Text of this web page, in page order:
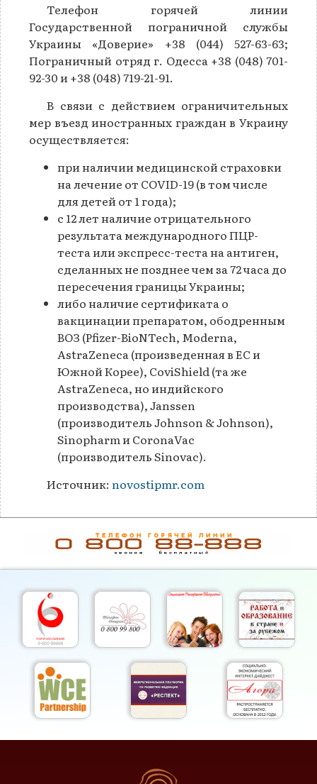
Телефон горячей линии
Государственной пограничной службы
Украины «Доверие» +38 (044) 527-63-63;
Пограничный отряд г. Одесса +38 (048) 701-
92-30 и +38 (048) 719-21-91.
В связи с действием ограничительных
мер въезд иностранных граждан в Украину
осуществляется:
при наличии медицинской страховки
на лечение от COVID-19 (в том числе
для детей от 1 года);
с 12 лет наличие отрицательного
результата международного ПЦР-
теста или экспресс-теста на антиген,
сделанных не позднее чем за 72 часа до
пересечения границы Украины;
либо наличие сертификата о
вакцинации препаратом, ободренным
ВОЗ (Pfizer-BioNTech, Moderna,
AstraZeneca (произведенная в ЕС и
Южной Корее), CoviShield (та же
AstraZeneca, но индийского
производства), Janssen
(производитель Johnson & Johnson),
Sinopharm и CoronaVac
(производитель Sinovac).
Источник: novostipmr.com